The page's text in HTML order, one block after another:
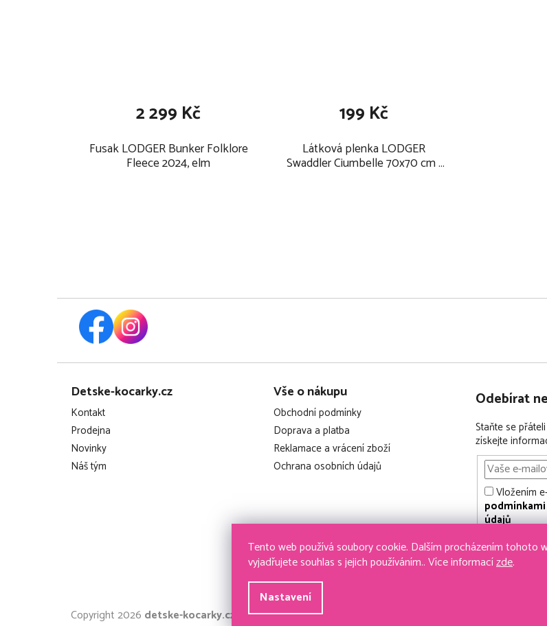
Tento web používá soubory cookie. Dalším procházením tohoto
vyjadřujete souhlas s jejich používáním.. Více informacízde.
Nastavení
Fusak LODGER Bunker Folklore
Fleece 2024, elm
2 299 Kč
Látková plenka LODGER
Swaddler Ciumbelle 70x70 cm 1
199 Kč
Detske-kocarky.cz
Kontakt
Prodejna
Novinky
Náš tým
Vše o nákupu
Obchodní podmínky
Doprava a platba
Reklamace a vrácení zboží
Ochrana osobních údajů
Odebírat
Staňte se
získejte
Vložením
údajů
CHCI
Copyright 2026 detske-kocarky.cz . Všechna práva vyhrazena.